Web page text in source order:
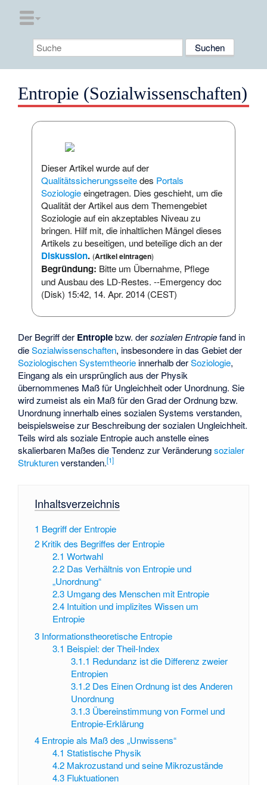
Entropie (Sozialwissenschaften)
Dieser Artikel wurde auf der
Qualitätssicherungsseitedes Portals
Soziologieeingetragen. Dies geschieht, um die
Qualität der Artikel aus dem Themengebiet
Soziologie auf ein akzeptables Niveau zu
bringen. Hilf mit, die inhaltlichen Mängel dieses
Artikels zu beseitigen, und beteilige dich an der
Diskussion. (Artikel eintragen)
Begründung: Bitte um Übernahme, Pflege
und Ausbau des LD-Restes. --Emergency doc
(Disk) 15:42, 14. Apr. 2014 (CEST)
Der Begriff der Entropiebzw. dersozialen Entropiefand in
dieSozialwissenschaften, insbesondere in das Gebiet der
Soziologischen Systemtheorie innerhalb derSoziologie,
Eingang als ein ursprünglich aus der Physik
übernommenes Maß für Ungleichheit oder Unordnung. Sie
wird zumeist als ein Maß für den Grad der Ordnung bzw.
Unordnung innerhalb eines sozialen Systems verstanden,
beispielsweise zur Beschreibung der sozialen Ungleichheit.
Teils wird als soziale Entropie auch anstelle eines
skalierbaren Maßes die Tendenz zur Veränderungsozialer
Strukturenverstanden.[1]
Inhaltsverzeichnis
1 Begriff der Entropie
2 Kritik des Begriffes der Entropie
2.1 Wortwahl
2.2 Das Verhältnis von Entropie und
„Unordnung“
2.3 Umgang des Menschen mit Entropie
2.4 Intuition und implizites Wissen um
Entropie
3 Informationstheoretische Entropie
3.1 Beispiel: der Theil-Index
3.1.1 Redundanz ist die Differenz zweier
Entropien
3.1.2 Des Einen Ordnung ist des Anderen
Unordnung
3.1.3 Übereinstimmung von Formel und
Entropie-Erklärung
4 Entropie als Maß des „Unwissens“
4.1 Statistische Physik
4.2 Makrozustand und seine Mikrozustände
4.3 Fluktuationen